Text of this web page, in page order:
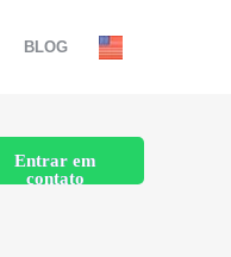
BLOG
Entrar em
contato